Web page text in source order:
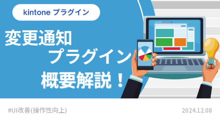
#UI改善(操作性向上) 2024.12.08